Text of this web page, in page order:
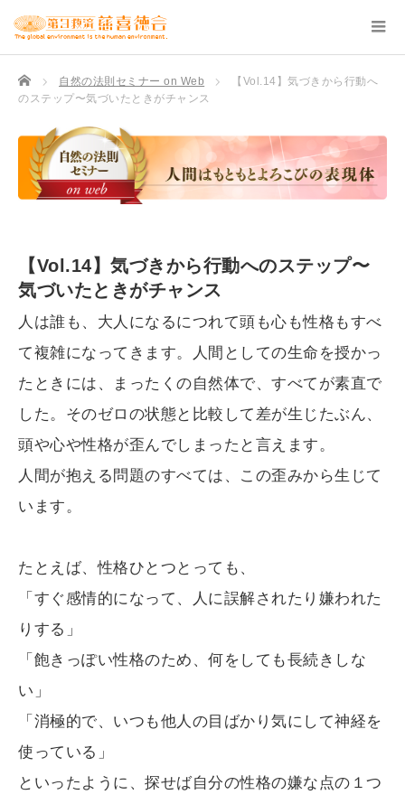
TOP 自然の法則セミナー on Web
【Vol.14】気づきから行動へ
のステップ〜気づいたときがチャンス
【Vol.14】気づきから行動へのステップ〜
気づいたときがチャンス
人は誰も、大人になるにつれて頭も心も性格もすべ
て複雑になってきます。人間としての生命を授かっ
たときには、まったくの自然体で、すべてが素直で
した。そのゼロの状態と比較して差が生じたぶん、
頭や心や性格が歪んでしまったと言えます。
人間が抱える問題のすべては、この歪みから生じて
います。
たとえば、性格ひとつとっても、
「すぐ感情的になって、人に誤解されたり嫌われた
りする」
「飽きっぽい性格のため、何をしても長続きしな
い」
「消極的で、いつも他人の目ばかり気にして神経を
使っている」
といったように、探せば自分の性格の嫌な点の１つ